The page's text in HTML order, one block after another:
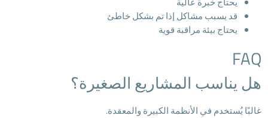
قد يسبب مشاكل إذا تم بشكل خاطئ
يحتاج بيئة مراقبة قوية
FAQ
هل يناسب المشاريع الصغيرة؟
غالبًا يُستخدم في الأنظمة الكبيرة والمعقدة.